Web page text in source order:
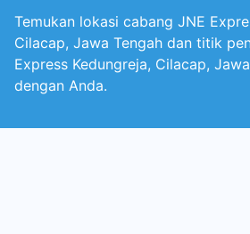
Temukan lokasi cabang JNE
Cilacap, Jawa Tengah dan titik
Express Kedungreja, Cilacap,
dengan Anda.